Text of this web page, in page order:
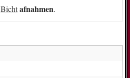
Bichtafnahmen.